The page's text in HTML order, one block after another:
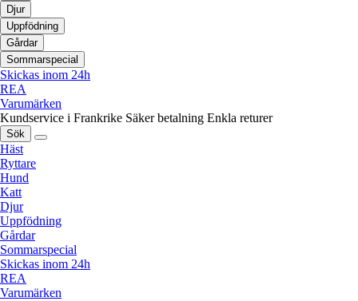
Djur
Uppfödning
Gårdar
Sommarspecial
Skickas inom 24h
REA
Varumärken
Kundservice i Frankrike Säker betalning Enkla returer
Sök
Häst
Ryttare
Hund
Katt
Djur
Uppfödning
Gårdar
Sommarspecial
Skickas inom 24h
REA
Varumärken